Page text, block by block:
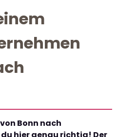
Bonn nach